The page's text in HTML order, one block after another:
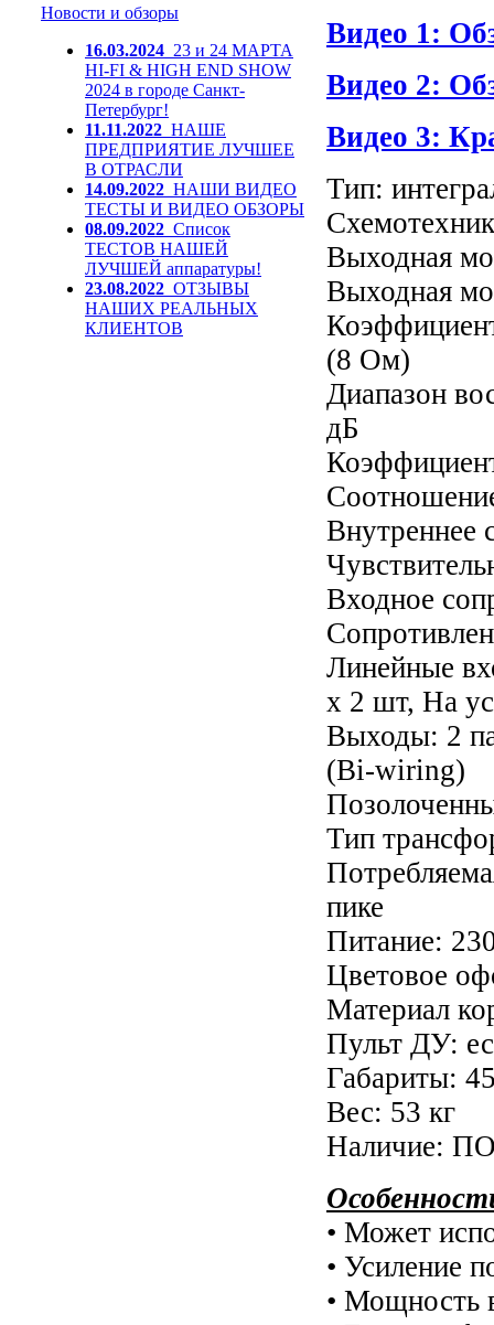
Новости и обзоры
16.03.2024 23 и 24 МАРТА
HI-FI & HIGH END SHOW
2024 в городе Санкт-
Петербург!
11.11.2022 НАШЕ
ПРЕДПРИЯТИЕ ЛУЧШЕЕ
В ОТРАСЛИ
14.09.2022 НАШИ ВИДЕО
ТЕСТЫ И ВИДЕО ОБЗОРЫ
08.09.2022 Список
ТЕСТОВ НАШЕЙ
ЛУЧШЕЙ аппаратуры!
23.08.2022 ОТЗЫВЫ
НАШИХ РЕАЛЬНЫХ
КЛИЕНТОВ
Видео 1:
Видео 2:
Видео 3:
Тип:
Выходная
Выходная
(8 Ом)
Диапазон
дБ
Внутреннее
Входное
Линейные
х 2 шт, На
Выходы: 2
(Bi-wiring)
Тип
пике
Питание:
Цветовое
Материал
Пульт ДУ:
Габариты:
Вес: 53 кг
Наличие:
• Может
• Усиление
• Мощность